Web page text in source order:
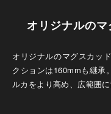
オリジナルの
オリジナルのマグスカッ
クションは160mmも継承
ルカをより高め、広範囲